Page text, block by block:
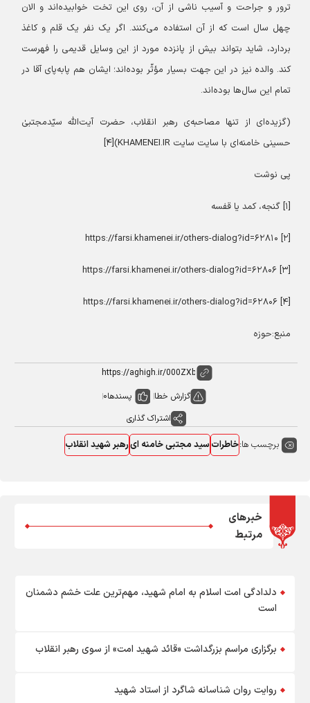
ترور و جراحت و آسیب ناشی از آن، روی این تخت خوابیده‌اند و الان
چهل سال است که از آن استفاده می‌کنند. اگر یک نفر یک قلم و کاغذ
بردارد، شاید بتواند بیش از پانزده مورد از این وسایل قدیمی را فهرست
کند. والده نیز در این جهت بسیار مؤثّر بوده‌اند؛ ایشان هم پابه‌پای آقا در
تمام این سال‌ها بوده‌اند.
(گزیده‌ای از تنها مصاحبه‌ی رهبر انقلاب، حضرت آیت‌الله سیّدمجتبیٰ
حسینی خامنه‌ای با سایت سایت KHAMENEI.IR)[۴]
پی نوشت
منبع:حوزه
گزارش خطا پسندها0
اشتراک گذاری
برچسب ها:خاطراتسید مجتبی خامنه ایرهبر شهید انقلاب
خبرهای
مرتبط
دلدادگی امت اسلام به امام شهید، مهم‌ترین علت خشم دشمنان
است
برگزاری مراسم بزرگداشت «قائد شهید امت» از سوی رهبر انقلاب
روایت روان شناسانه شاگرد از استاد شهید